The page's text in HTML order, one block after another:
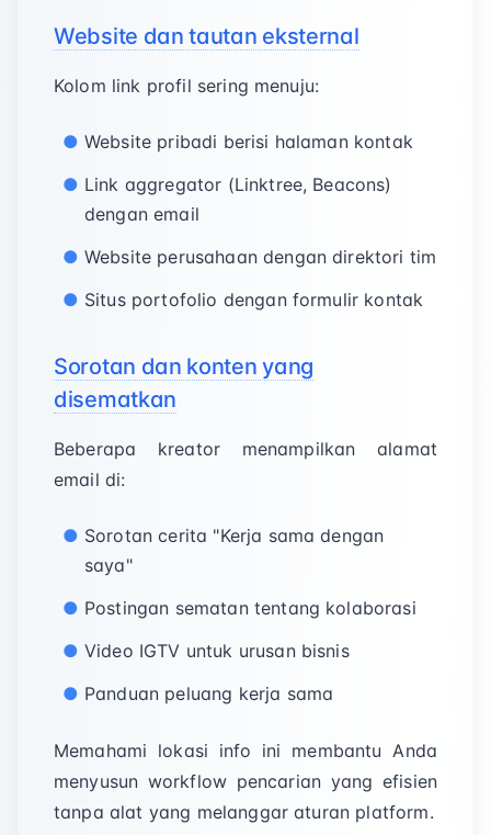
Website dan tautan eksternal
Kolom link profil sering menuju:
Website pribadi berisi halaman kontak
Link aggregator (Linktree, Beacons)
dengan email
Website perusahaan dengan direktori tim
Situs portofolio dengan formulir kontak
Sorotan dan konten yang
disematkan
Beberapa kreator menampilkan alamat
email di:
Sorotan cerita "Kerja sama dengan
saya"
Postingan sematan tentang kolaborasi
Video IGTV untuk urusan bisnis
Panduan peluang kerja sama
Memahami lokasi info ini membantu Anda
menyusun workflow pencarian yang efisien
tanpa alat yang melanggar aturan platform.